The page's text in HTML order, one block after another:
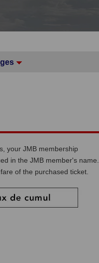
your JMB membership
in the JMB member's name.
of the purchased ticket.